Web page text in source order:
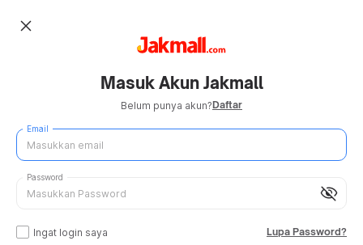
close
Masuk Akun Jakmall
Belum punya akun?Daftar
Email
visibility_off
Password
Ingat login saya Lupa Password?